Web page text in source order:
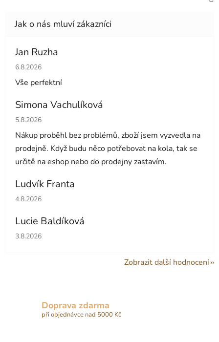
Jan Ruzha
Hodnocení obchodu je 5 z 5 hvězdiček.
6.8.2026
Vše perfektní
Simona Vachulíková
Hodnocení obchodu je 5 z 5 hvězdiček.
5.8.2026
Nákup proběhl bez problémů, zboží jsem vyzvedla na
prodejně. Když budu něco potřebovat na kola, tak se
určitě na eshop nebo do prodejny zastavím.
Ludvík Franta
Hodnocení obchodu je 5 z 5 hvězdiček.
4.8.2026
Lucie Baldíková
Hodnocení obchodu je 5 z 5 hvězdiček.
3.8.2026
Zobrazit další hodnocení
Doprava zdarma
při objednávce nad 5000 Kč